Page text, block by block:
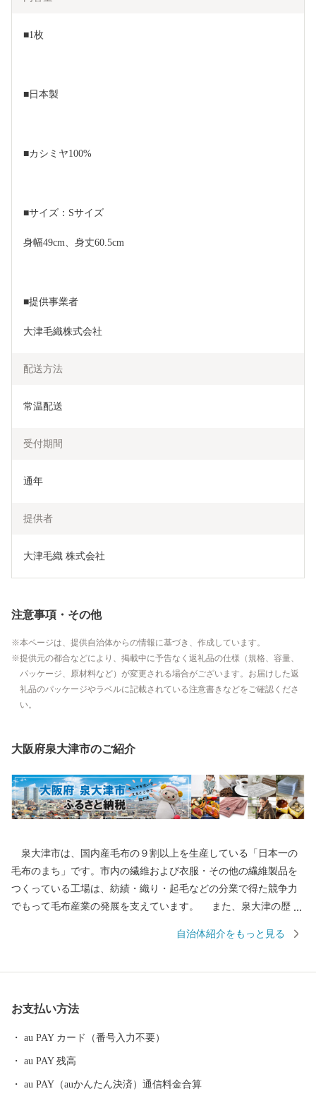
■1枚
■日本製
■カシミヤ100%
■サイズ：Sサイズ
身幅49cm、身丈60.5cm
■提供事業者
大津毛織株式会社
配送方法
常温配送
受付期間
通年
提供者
大津毛織 株式会社
注意事項・その他
本ページは、提供自治体からの情報に基づき、作成しています。
提供元の都合などにより、掲載中に予告なく返礼品の仕様（規格、容量、
パッケージ、原材料など）が変更される場合がございます。お届けした返
礼品のパッケージやラベルに記載されている注意書きなどをご確認くださ
い。
大阪府泉大津市のご紹介
泉大津市は、国内産毛布の９割以上を生産している「日本一の
毛布のまち」です。市内の繊維および衣服・その他の繊維製品を
つくっている工場は、紡績・織り・起毛などの分業で得た競争力
でもって毛布産業の発展を支えています。 また、泉大津の歴史
ていました。交通の要として人の往来も多く、随筆や紀行の中に
市、南部は大津川を境として泉北郡忠岡町と隣接しています。西
北部は大阪湾に面し、はるかに六甲山、淡路島を望むことができ
自治体紹介をもっと見る
お支払い方法
au PAY カード（番号入力不要）
au PAY 残高
au PAY（auかんたん決済）通信料金合算